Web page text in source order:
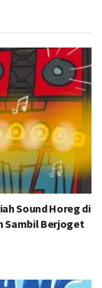
Sound Horeg di
Sambil Berjoget